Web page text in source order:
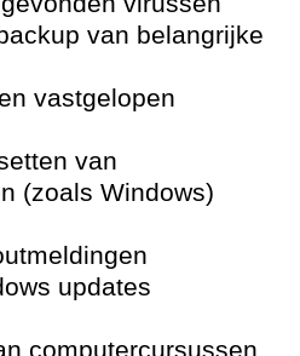
van belangrijke
vastgelopen
van
(zoals Windows)
updates
computercursussen